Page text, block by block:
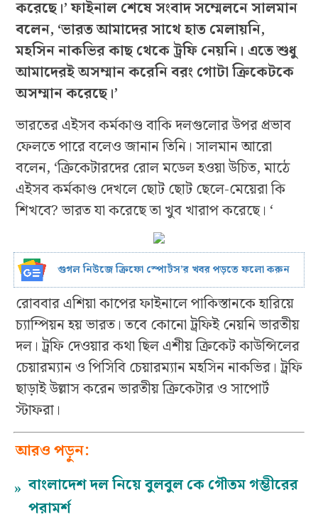
করেছে।’ ফাইনাল শেষে সংবাদ সম্মেলনে সালমান
বলেন, ‘ভারত আমাদের সাথে হাত মেলায়নি,
মহসিন নাকভির কাছ থেকে ট্রফি নেয়নি। এতে শুধু
আমাদেরই অসম্মান করেনি বরং গোটা ক্রিকেটকে
অসম্মান করেছে।’
ভারতের এইসব কর্মকাণ্ড বাকি দলগুলোর উপর প্রভাব
ফেলতে পারে বলেও জানান তিনি। সালমান আরো
বলেন, ‘ক্রিকেটারদের রোল মডেল হওয়া উচিত, মাঠে
এইসব কর্মকাণ্ড দেখলে ছোট ছোট ছেলে-মেয়েরা কি
শিখবে? ভারত যা করেছে তা খুব খারাপ করেছে। ‘
গুগল নিউজে ক্রিফো স্পোর্টস’র খবর পড়তে ফলো করুন
রোববার এশিয়া কাপের ফাইনালে পাকিস্তানকে হারিয়ে
চ্যাম্পিয়ন হয় ভারত। তবে কোনো ট্রফিই নেয়নি ভারতীয়
দল। ট্রফি দেওয়ার কথা ছিল এশীয় ক্রিকেট কাউন্সিলের
চেয়ারম্যান ও পিসিবি চেয়ারম্যান মহসিন নাকভির। ট্রফি
ছাড়াই উল্লাস করেন ভারতীয় ক্রিকেটার ও সাপোর্ট
স্টাফরা।
আরও পড়ুন:
» বাংলাদেশ দল নিয়ে বুলবুল কে গৌতম গম্ভীরের
পরামর্শ